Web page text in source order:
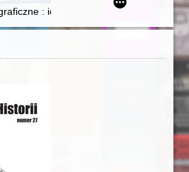
działalności zakładu
Archiwum Instytutu Pamięci Narodowej
przy ulicy Rzeźnickiej 55-56 i Wilczej
Muzeum Etnograficznego w
: ich zadania i działalność w